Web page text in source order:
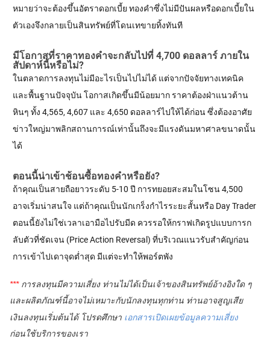
หมายว่าจะต้องขึ้นอัตราดอกเบี้ย ทองคำซึ่งไม่มีปันผลหรือดอกเบี้ยใน
ตัวเองจึงกลายเป็นสินทรัพย์ที่โดนเทขายทิ้งทันที
มีโอกาสที่ราคาทองคำจะกลับไปที่ 4,700 ดอลลาร์ ภายใน
สัปดาห์นี้หรือไม่?
ในตลาดการลงทุนไม่มีอะไรเป็นไปไม่ได้ แต่จากปัจจัยทางเทคนิค
และพื้นฐานปัจจุบัน โอกาสเกิดขึ้นมีน้อยมาก ราคาต้องฝ่าแนวต้าน
หินๆ ทั้ง 4,565, 4,607 และ 4,650 ดอลลาร์ไปให้ได้ก่อน ซึ่งต้องอาศัย
ข่าวใหญ่มาพลิกสถานการณ์เท่านั้นถึงจะมีแรงดันมหาศาลขนาดนั้น
ได้
ตอนนี้น่าเข้าช้อนซื้อทองคำหรือยัง?
ถ้าคุณเป็นสายถือยาวระดับ 5-10 ปี การทยอยสะสมในโซน 4,500
อาจเริ่มน่าสนใจ แต่ถ้าคุณเป็นนักเกร็งกำไรระยะสั้นหรือ Day Trader
ตอนนี้ยังไม่ใช่เวลาเอามือไปรับมีด ควรรอให้กราฟเกิดรูปแบบการก
ลับตัวที่ชัดเจน (Price Action Reversal) ที่บริเวณแนวรับสำคัญก่อน
การเข้าไปเดาจุดต่ำสุด มีแต่จะทำให้พอร์ตพัง
*** การลงทุนมีความเสี่ยง ท่านไม่ได้เป็นเจ้าของสินทรัพย์อ้างอิงใด ๆ
และผลิตภัณฑ์นี้อาจไม่เหมาะกับนักลงทุนทุกท่าน ท่านอาจสูญเสีย
เงินลงทุนเริ่มต้นได้ โปรดศึกษา เอกสารเปิดเผยข้อมูลความเสี่ยง
ก่อนใช้บริการของเรา